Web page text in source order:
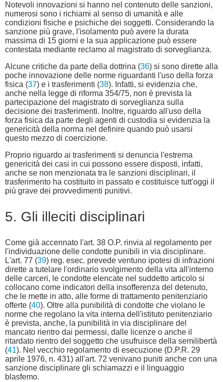
Notevoli innovazioni si hanno nel contenuto delle sanzioni,
numerosi sono i richiami al senso di umanità e alle
condizioni fisiche e psichiche dei soggetti. Considerando la
sanzione più grave, l'isolamento può avere la durata
massima di 15 giorni e la sua applicazione può essere
contestata mediante reclamo al magistrato di sorveglianza.
Alcune critiche da parte della dottrina (36) si sono dirette alla
poche innovazione delle norme riguardanti l'uso della forza
fisica (37) e i trasferimenti (38). Infatti, si evidenzia che,
anche nella legge di riforma 354/75, non è prevista la
partecipazione del magistrato di sorveglianza sulla
decisione dei trasferimenti. Inoltre, riguardo all'uso della
forza fisica da parte degli agenti di custodia si evidenzia la
genericità della norma nel definire quando può usarsi
questo mezzo di coercizione.
Proprio riguardo ai trasferimenti si denuncia l'estrema
genericità dei casi in cui possono essere disposti, infatti,
anche se non menzionata tra le sanzioni disciplinari, il
trasferimento ha costituito in passato e costituisce tutt'oggi il
più grave dei provvedimenti punitivi.
5. Gli illeciti disciplinari
Come già accennato l'art. 38 O.P. rinvia al regolamento per
l'individuazione delle condotte punibili in via disciplinare.
L'art. 77 (39) reg. esec. prevede ventuno ipotesi di infrazioni
dirette a tutelare l'ordinario svolgimento della vita all'interno
delle carceri, le condotte elencate nel suddetto articolo si
collocano come indicatori della insofferenza del detenuto,
che le mette in atto, alle forme di trattamento penitenziario
offerte (40). Oltre alla punibilità di condotte che violano le
norme che regolano la vita interna dell'istituto penitenziario
è prevista, anche, la punibilità in via disciplinare del
mancato rientro dai permessi, dalle licenze o anche il
ritardato rientro del soggetto che usufruisce della semilibertà
(41). Nel vecchio regolamento di esecuzione (D.P.R. 29
aprile 1976, n. 431) all'art. 72 venivano puniti anche con una
sanzione disciplinare gli schiamazzi e il linguaggio
blasfemo.